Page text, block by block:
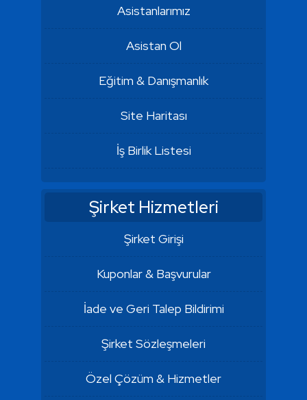
Asistanlarımız
Asistan Ol
Eğitim & Danışmanlık
Site Haritası
İş Birlik Listesi
Şirket Hizmetleri
Şirket Girişi
Kuponlar & Başvurular
İade ve Geri Talep Bildirimi
Şirket Sözleşmeleri
Özel Çözüm & Hizmetler